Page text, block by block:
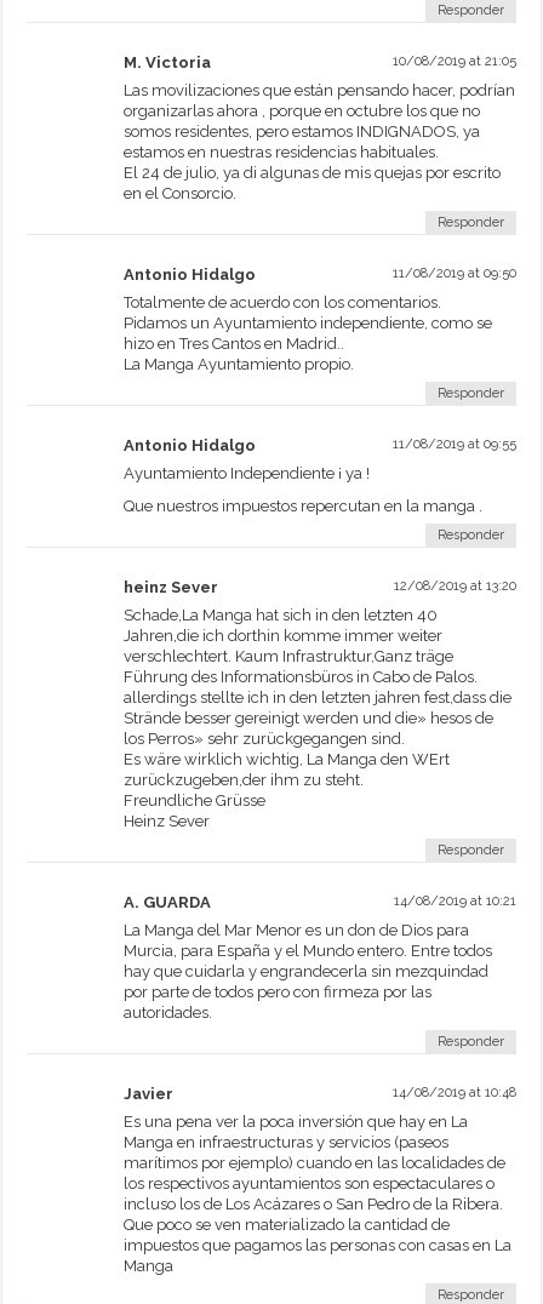
Responder
M. Victoria 10/08/2019 at 21:05
Las movilizaciones que están pensando hacer, podrían
organizarlas ahora , porque en octubre los que no
somos residentes, pero estamos INDIGNADOS, ya
estamos en nuestras residencias habituales.
El 24 de julio, ya di algunas de mis quejas por escrito
en el Consorcio.
Responder
Antonio Hidalgo 11/08/2019 at 09:50
Totalmente de acuerdo con los comentarios.
Pidamos un Ayuntamiento independiente, como se
hizo en Tres Cantos en Madrid..
La Manga Ayuntamiento propio.
Responder
Antonio Hidalgo 11/08/2019 at 09:55
Ayuntamiento Independiente ¡ ya !
Que nuestros impuestos repercutan en la manga .
Responder
heinz Sever 12/08/2019 at 13:20
Schade,La Manga hat sich in den letzten 40
Jahren,die ich dorthin komme immer weiter
verschlechtert. Kaum Infrastruktur,Ganz träge
Führung des Informationsbüros in Cabo de Palos.
allerdings stellte ich in den letzten jahren fest,dass die
Strände besser gereinigt werden und die» hesos de
los Perros» sehr zurückgegangen sind.
Es wäre wirklich wichtig, La Manga den WErt
zurückzugeben,der ihm zu steht.
Freundliche Grüsse
Heinz Sever
Responder
A. GUARDA 14/08/2019 at 10:21
La Manga del Mar Menor es un don de Dios para
Murcia, para España y el Mundo entero. Entre todos
hay que cuidarla y engrandecerla sin mezquindad
por parte de todos pero con firmeza por las
autoridades.
Responder
Javier 14/08/2019 at 10:48
Es una pena ver la poca inversión que hay en La
Manga en infraestructuras y servicios (paseos
marítimos por ejemplo) cuando en las localidades de
los respectivos ayuntamientos son espectaculares o
incluso los de Los Acázares o San Pedro de la Ribera.
Que poco se ven materializado la cantidad de
impuestos que pagamos las personas con casas en La
Manga
Responder